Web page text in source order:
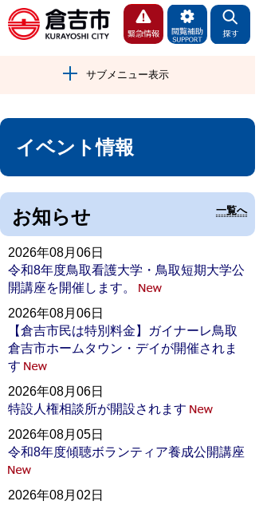
サブメニュー表示
イベント情報
お知らせ 一覧へ
2026年08月06日
令和8年度鳥取看護大学・鳥取短期大学公
開講座を開催します。
2026年08月06日
【倉吉市民は特別料金】ガイナーレ鳥取
倉吉市ホームタウン・デイが開催されま
す
2026年08月06日
特設人権相談所が開設されます
2026年08月05日
令和8年度傾聴ボランティア養成公開講座
2026年08月02日